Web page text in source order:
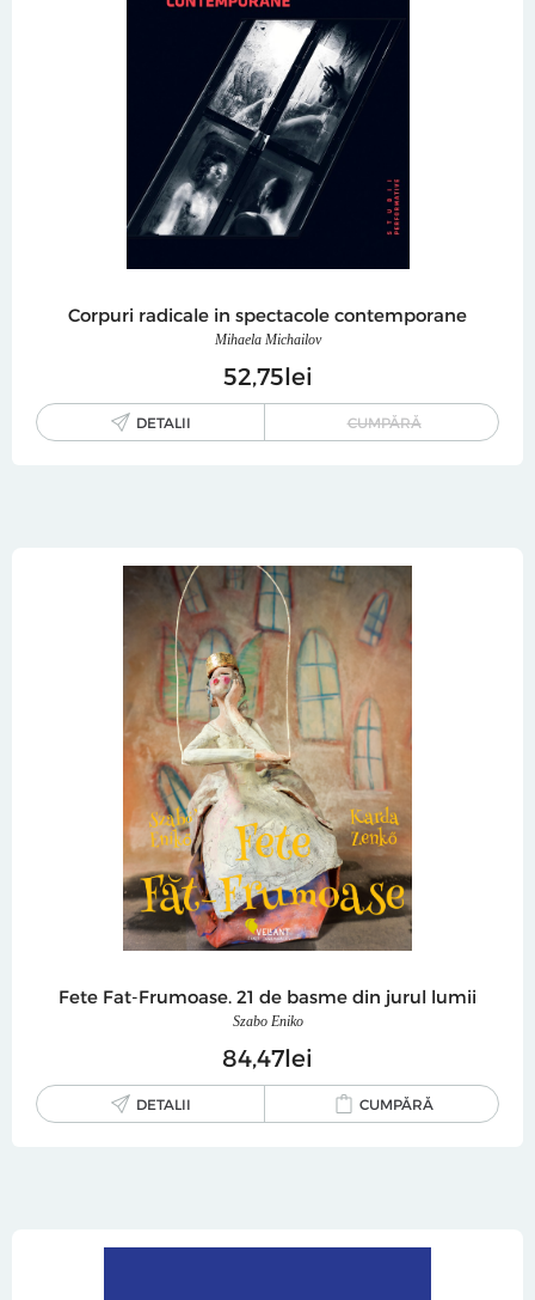
Corpuri radicale in spectacole contemporane
Mihaela Michailov
5275lei
DETALII CUMPĂRĂ
Fete Fat-Frumoase. 21 de basme din jurul lumii
Szabo Eniko
8447lei
DETALII CUMPĂRĂ